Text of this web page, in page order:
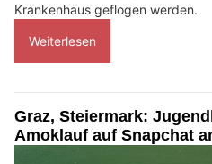
Krankenhaus geflogen werden.
Weiterlesen
Graz, Steiermark:
Amoklauf auf Snapchat